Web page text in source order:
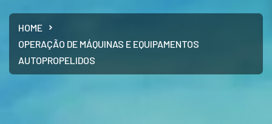
HOME
OPERAÇÃO DE MÁQUINAS E EQUIPAMENTOS
AUTOPROPELIDOS